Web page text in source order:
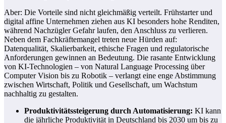
Aber: Die Vorteile sind nicht gleichmäßig verteilt. Frühstarter und
digital affine Unternehmen ziehen aus KI besonders hohe Renditen,
während Nachzügler Gefahr laufen, den Anschluss zu verlieren.
Neben dem Fachkräftemangel treten neue Hürden auf:
Datenqualität, Skalierbarkeit, ethische Fragen und regulatorische
Anforderungen gewinnen an Bedeutung. Die rasante Entwicklung
von KI-Technologien – von Natural Language Processing über
Computer Vision bis zu Robotik – verlangt eine enge Abstimmung
zwischen Wirtschaft, Politik und Gesellschaft, um Wachstum
nachhaltig zu gestalten.
Produktivitätssteigerung durch Automatisierung: KI kann
die jährliche Produktivität in Deutschland bis 2030 um bis zu